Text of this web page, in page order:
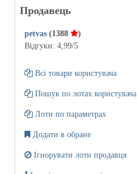
Продавець
petvas (1388
)
Відгуки: 4,99/5
Всі товари користувача
Пошук по лотах користувача
Лоти по параметрах
Додати в обране
Ігнорувати лоти продавця